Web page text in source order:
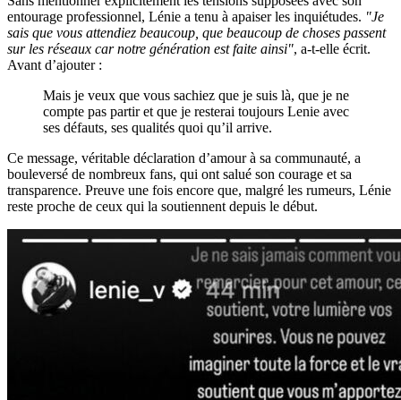
entourage professionnel, Lénie a tenu à apaiser les inquiétudes. "Je
sais que vous attendiez beaucoup, que beaucoup de choses passent
sur les réseaux car notre génération est faite ainsi", a-t-elle écrit.
Avant d’ajouter :
Mais je veux que vous sachiez que je suis là, que je ne
compte pas partir et que je resterai toujours Lenie avec
ses défauts, ses qualités quoi qu’il arrive.
Ce message, véritable déclaration d’amour à sa communauté, a
bouleversé de nombreux fans, qui ont salué son courage et sa
transparence. Preuve une fois encore que, malgré les rumeurs, Lénie
reste proche de ceux qui la soutiennent depuis le début.